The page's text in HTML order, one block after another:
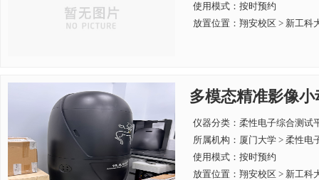
使用模式：按时预约
放置位置：翔安校区 > 新工科
多模态精准影像
仪器分类：柔性电子综合测试
所属机构： 厦门大学 > 柔性电
使用模式：按时预约
放置位置：翔安校区 > 新工科